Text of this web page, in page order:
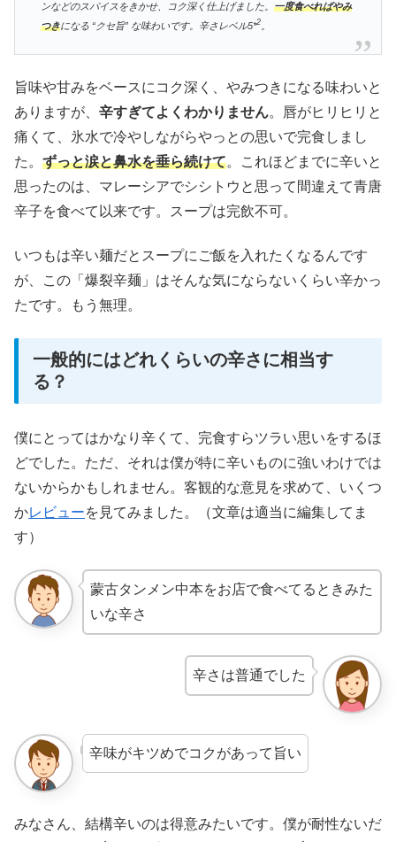
ンなどのスパイスをきかせ、コク深く仕上げました。 一度食べればやみ
つきになる “クセ旨” な味わいです。辛さレベル5*2。
旨味や甘みをベースにコク深く、やみつきになる味わいと
ありますが、 辛すぎてよくわかりません。唇がヒリヒリと
痛くて、氷水で冷やしながらやっとの思いで完食しまし
た。 ずっと涙と鼻水を垂ら続けて。これほどまでに辛いと
思ったのは、マレーシアでシシトウと思って間違えて青唐
辛子を食べて以来です。スープは完飲不可。
いつもは辛い麺だとスープにご飯を入れたくなるんです
が、この「爆裂辛麺」はそんな気にならないくらい辛かっ
たです。もう無理。
一般的にはどれくらいの辛さに相当す
る？
僕にとってはかなり辛くて、完食すらツラい思いをするほ
どでした。ただ、それは僕が特に辛いものに強いわけでは
ないからかもしれません。客観的な意見を求めて、いくつ
かレビューを見てみました。（文章は適当に編集してま
す）
蒙古タンメン中本をお店で食べてるときみた
いな辛さ
辛さは普通でした
辛味がキツめでコクがあって旨い
みなさん、結構辛いのは得意みたいです。僕が耐性ないだ